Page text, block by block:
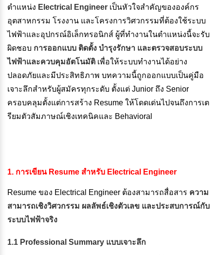
ตำแหน่ง Electrical Engineer เป็นหัวใจสำคัญขององค์กร
อุตสาหกรรม โรงงาน และโครงการวิศวกรรมที่ต้องใช้ระบบ
ไฟฟ้าและอุปกรณ์อิเล็กทรอนิกส์ ผู้ที่ทำงานในตำแหน่งนี้จะรับ
ผิดชอบ การออกแบบ ติดตั้ง บำรุงรักษา และตรวจสอบระบบ
ไฟฟ้าและควบคุมอัตโนมัติ เพื่อให้ระบบทำงานได้อย่าง
ปลอดภัยและมีประสิทธิภาพ บทความนี้ถูกออกแบบเป็นคู่มือ
เจาะลึกสำหรับผู้สมัครทุกระดับ ตั้งแต่ Junior ถึง Senior
ครอบคลุมตั้งแต่การสร้าง Resume ให้โดดเด่นไปจนถึงการเต
รียมตัวสัมภาษณ์เชิงเทคนิคและ Behavioral
1. การเขียน Resume สำหรับ Electrical Engineer
Resume ของ Electrical Engineer ต้องสามารถสื่อสาร ความ
สามารถเชิงวิศวกรรม ผลลัพธ์เชิงตัวเลข และประสบการณ์กับ
ระบบไฟฟ้าจริง
1.1 Professional Summary แบบเจาะลึก